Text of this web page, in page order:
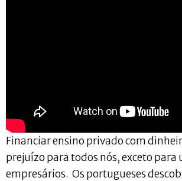
Financiar ensino privado com
prejuízo para todos nós, exceto para
empresários. Os portugueses